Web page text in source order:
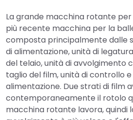
La grande macchina rotante
più recente macchina per la
composta principalmente dalle
di alimentazione, unità di
del telaio, unità di avvolgimento
taglio del film, unità di controllo
alimentazione. Due strati di film
contemporaneamente il rotolo
macchina rotante lavora, quindi